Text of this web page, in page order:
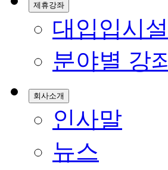
제휴강좌
대입입시
분야별 강
회사소개
인사말
뉴스